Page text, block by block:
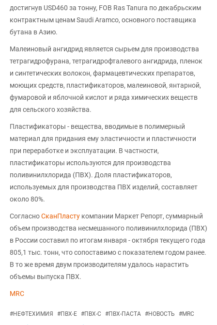
достигнув USD460 за тонну, FOB Ras Tanura по декабрьским
контрактным ценам Saudi Aramco, основного поставщика
бутана в Азию.
Малеиновый ангидрид является сырьем для производства
тетрагидрофурана, тетрагидрофталевого ангидрида, пленок
и синтетических волокон, фармацевтических препаратов,
моющих средств, пластификаторов, малеиновой, янтарной,
фумаровой и яблочной кислот и ряда химических веществ
для сельского хозяйства.
Пластификаторы - вещества, вводимые в полимерный
материал для придания ему эластичности и пластичности
при переработке и эксплуатации. В частности,
пластификаторы используются для производства
поливинилхлорида (ПВХ). Доля пластификаторов,
используемых для производства ПВХ изделий, составляет
около 80%.
СогласноСканПласту компании Маркет Репорт, суммарный
объем производства несмешанного поливинилхлорида (ПВХ)
в России составил по итогам января - октября текущего года
805,1 тыс. тонн, что сопоставимо с показателем годом ранее.
В то же время двум производителям удалось нарастить
объемы выпуска ПВХ.
MRC
#НЕФТЕХИМИЯ #ПВХ-Е #ПВХ-С #ПВХ-ПАСТА #НОВОСТЬ #MRC